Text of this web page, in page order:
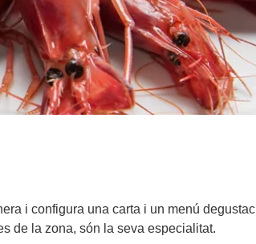
i configura una carta i un menú
de la zona, són la seva especialitat.